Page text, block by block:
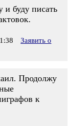
буду писать
Заявить о
Продолжу
к